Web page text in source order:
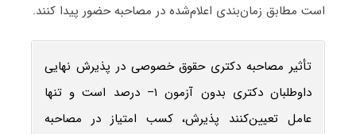
است مطابق زمان‌بندی اعلام‌شده در مصاحبه حضور پیدا کنند.
تأثیر مصاحبه دکتری حقوق خصوصی در پذیرش نهایی
داوطلبان دکتری بدون آزمون ۱– درصد است و تنها
عامل تعیین‌کنند پذیرش، کسب امتیاز در مصاحبه